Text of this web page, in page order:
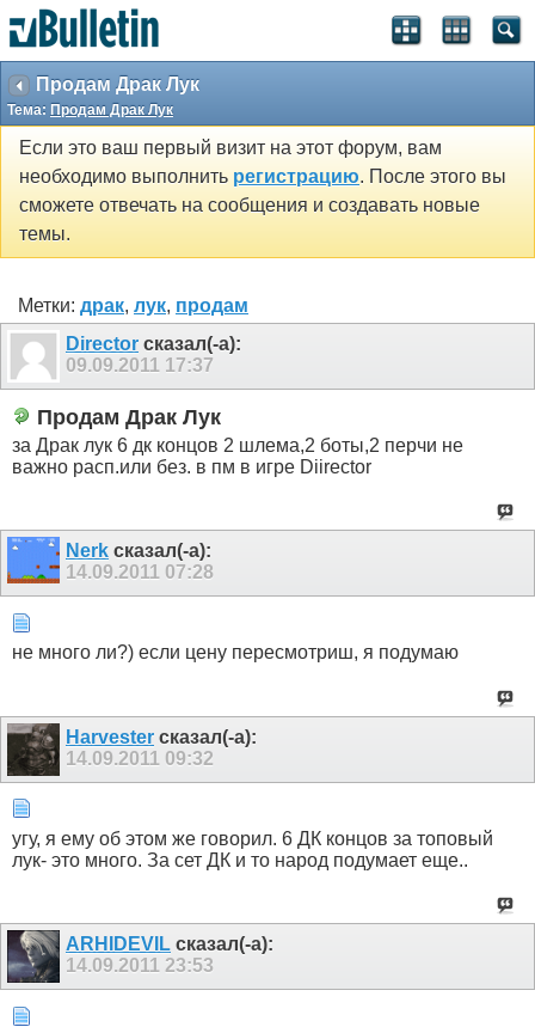
Продам Драк Лук
Тема: Продам Драк Лук
Если это ваш первый визит на этот форум, вам
необходимо выполнить регистрацию. После этого вы
сможете отвечать на сообщения и создавать новые
темы.
Метки: драк, лук, продам
Director сказал(-а):
09.09.2011 17:37
Продам Драк Лук
за Драк лук 6 дк концов 2 шлема,2 боты,2 перчи не
важно расп.или без. в пм в игре Diirector
Nerk сказал(-а):
14.09.2011 07:28
не много ли?) если цену пересмотриш, я подумаю
Harvester сказал(-а):
14.09.2011 09:32
угу, я ему об этом же говорил. 6 ДК концов за топовый
лук- это много. За сет ДК и то народ подумает еще..
ARHIDEVIL сказал(-а):
14.09.2011 23:53